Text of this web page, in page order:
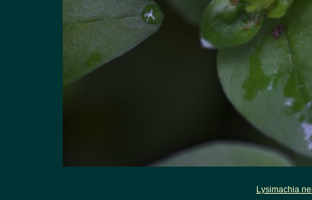
Lysimachia